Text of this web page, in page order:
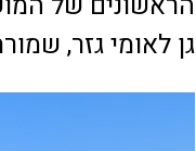
גן לאומי גזר,